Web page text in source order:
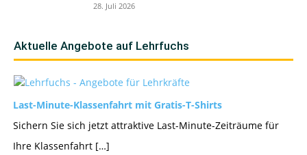
28. Juli 2026
Aktuelle Angebote auf Lehrfuchs
Last-Minute-Klassenfahrt mit Gratis-T-Shirts
Sichern Sie sich jetzt attraktive Last-Minute-Zeiträume für
Ihre Klassenfahrt […]